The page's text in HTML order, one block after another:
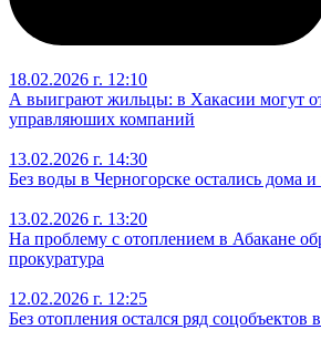
18.02.2026 г. 12:10
А выиграют жильцы: в Хакасии могут
управляюших компаний
13.02.2026 г. 14:30
Без воды в Черногорске остались дома
13.02.2026 г. 13:20
На проблему с отоплением в Абакане
прокуратура
12.02.2026 г. 12:25
Без отопления остался ряд соцобъектов